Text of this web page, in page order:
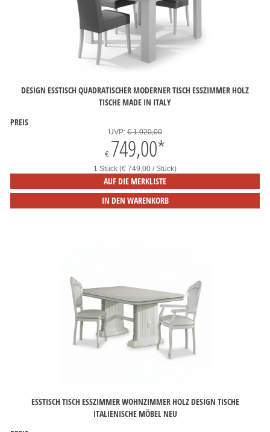
DESIGN ESSTISCH QUADRATISCHER MODERNER TISCH ESSZIMMER HOLZ
TISCHE MADE IN ITALY
PREIS
UVP:€ 1.020,00
€ 749,00*
1 Stück (€ 749,00 / Stück)
AUF DIE MERKLISTE
IN DEN WARENKORB
ESSTISCH TISCH ESSZIMMER WOHNZIMMER HOLZ DESIGN TISCHE
ITALIENISCHE MÖBEL NEU